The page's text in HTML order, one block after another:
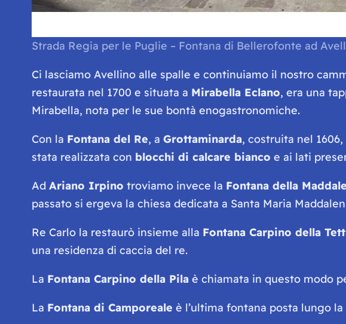
Strada Regia per le Puglie – Fontana di Bellerofonte ad
Ci lasciamo Avellino alle spalle e continuiamo il nostro
restaurata nel 1700 e situata a Mirabella Eclano, era una
Mirabella, nota per le sue bontà enogastronomiche.
Con la Fontana del Re, a Grottaminarda, costruita nel
stata realizzata con blocchi di calcare bianco e ai lati
Ad Ariano Irpino troviamo invece la Fontana della
passato si ergeva la chiesa dedicata a Santa Maria
Re Carlo la restaurò insieme alla Fontana Carpino della
una residenza di caccia del re.
La Fontana Carpino della Pilaè chiamata in questo modo
La Fontana di Camporeale è l’ultima fontana posta lungo